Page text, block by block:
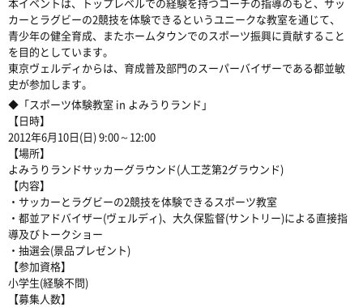
カーとラグビーの2競技を体験できるというユニークな教室を通じて、
青少年の健全育成、またホームタウンでのスポーツ振興に貢献すること
を目的としています。
東京ヴェルディからは、育成普及部門のスーパーバイザーである都並敏
史が参加します。
◆「スポーツ体験教室 in よみうりランド」
【日時】
2012年6月10日(日) 9:00～12:00
【場所】
よみうりランドサッカーグラウンド(人工芝第2グラウンド)
【内容】
・サッカーとラグビーの2競技を体験できるスポーツ教室
・都並アドバイザー(ヴェルディ)、大久保監督(サントリー)による直接指
導及びトークショー
・抽選会(景品プレゼント)
【参加資格】
小学生(経験不問)
【募集人数】